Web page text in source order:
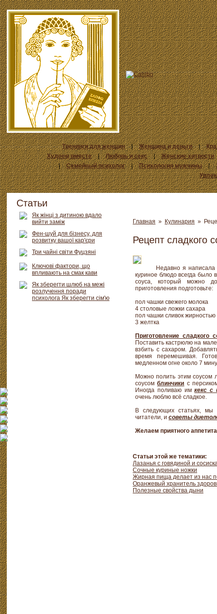
Тренинги для женщин | Женщина и деньги |
Худеем вместе
| Любовь и секс |
Женские хитрости
|
Семейный психолог | Психология мужчины |
Главная » Кулинария »
Рецепт сладкого
Недавно я
куриное блюдо всегда было
соуса, который можно
приготовления подготовьте:
пол чашки свежего молока
4 столовые ложки сахара
пол чашки сливок жирностью
3 желтка
Приготовление сладкого
Поставить кастрюлю на
взбить с сахаром.
время перемешивая.
медленном огне около 7
Можно полить этим соусом
соусомблинчики с
Иногда поливаю имкекс с
очень люблю всё сладкое.
В следующих статьях,
читатели, и советы
Желаем приятного
Статьи этой же тематики:
Лазанья с говядиной и
Сочные куриные ножки
Жирная пища делает из нас
Оранжевый хранитель
Полезные свойства дыни
Статьи
Як жінці з дитиною вдало
вийти заміж
Фен-шуй для бізнесу, для
розвитку вашої кар'єри
Три чайні світи Фуцзяні
Ключові фактори, що
впливають на смак кави
Як зберегти шлюб на межі
розлучення поради
психолога Як зберегти сім'ю